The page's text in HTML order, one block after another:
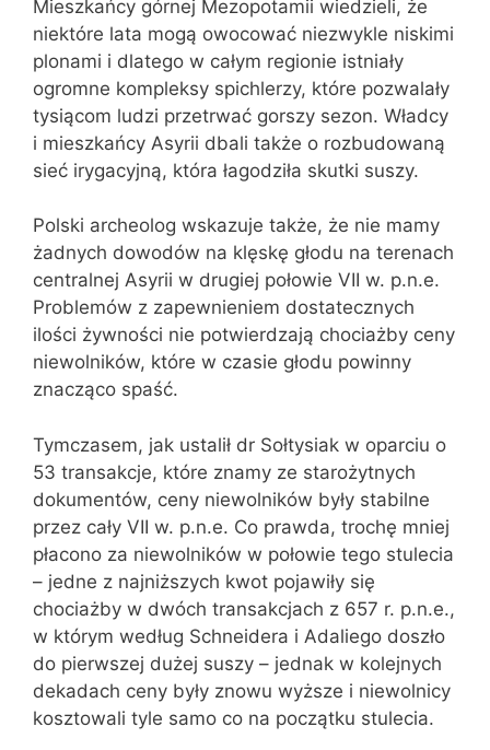
Mieszkańcy górnej Mezopotamii wiedzieli, że
niektóre lata mogą owocować niezwykle niskimi
plonami i dlatego w całym regionie istniały
ogromne kompleksy spichlerzy, które pozwalały
tysiącom ludzi przetrwać gorszy sezon. Władcy
i mieszkańcy Asyrii dbali także o rozbudowaną
sieć irygacyjną, która łagodziła skutki suszy.
Polski archeolog wskazuje także, że nie mamy
żadnych dowodów na klęskę głodu na terenach
centralnej Asyrii w drugiej połowie VII w. p.n.e.
Problemów z zapewnieniem dostatecznych
ilości żywności nie potwierdzają chociażby ceny
niewolników, które w czasie głodu powinny
znacząco spaść.
Tymczasem, jak ustalił dr Sołtysiak w oparciu o
53 transakcje, które znamy ze starożytnych
dokumentów, ceny niewolników były stabilne
przez cały VII w. p.n.e. Co prawda, trochę mniej
płacono za niewolników w połowie tego stulecia
– jedne z najniższych kwot pojawiły się
chociażby w dwóch transakcjach z 657 r. p.n.e.,
w którym według Schneidera i Adaliego doszło
do pierwszej dużej suszy – jednak w kolejnych
dekadach ceny były znowu wyższe i niewolnicy
kosztowali tyle samo co na początku stulecia.